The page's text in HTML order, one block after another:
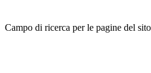
Campo di ricerca per le pagine del sito